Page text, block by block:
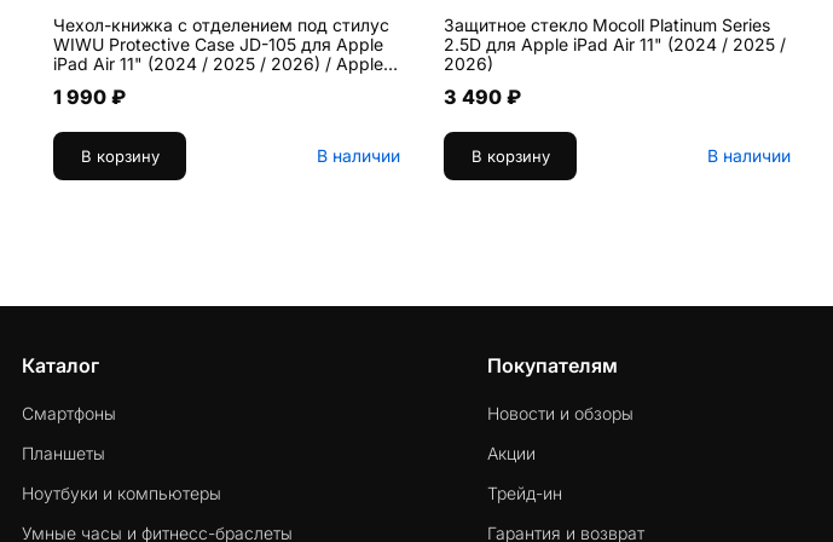
Чехол-книжка c отделением под стилус
WIWU Protective Case JD-105 для Apple
iPad Air 11" (2024 / 2025 / 2026) / Apple
искусственная кожа, чёрный
1 990 ₽
В корзину В наличии
Защитное стекло Mocoll Platinum Series
2.5D для Apple iPad Air 11" (2024 / 2025 /
2026)
3 490 ₽
В корзину В наличии
Каталог
Смартфоны
Планшеты
Ноутбуки и компьютеры
Умные часы и фитнесс-браслеты
Покупателям
Новости и обзоры
Акции
Трейд-ин
Гарантия и возврат